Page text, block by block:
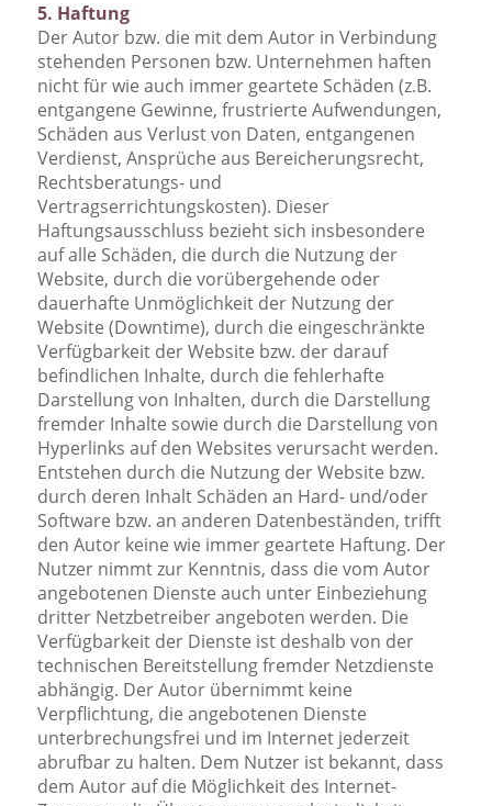
5. Haftung
Der Autor bzw. die mit dem Autor in Verbindung
stehenden Personen bzw. Unternehmen haften
nicht für wie auch immer geartete Schäden (z.B.
entgangene Gewinne, frustrierte Aufwendungen,
Schäden aus Verlust von Daten, entgangenen
Verdienst, Ansprüche aus Bereicherungsrecht,
Rechtsberatungs- und
Vertragserrichtungskosten). Dieser
Haftungsausschluss bezieht sich insbesondere
auf alle Schäden, die durch die Nutzung der
Website, durch die vorübergehende oder
dauerhafte Unmöglichkeit der Nutzung der
Website (Downtime), durch die eingeschränkte
Verfügbarkeit der Website bzw. der darauf
befindlichen Inhalte, durch die fehlerhafte
Darstellung von Inhalten, durch die Darstellung
fremder Inhalte sowie durch die Darstellung von
Hyperlinks auf den Websites verursacht werden.
Entstehen durch die Nutzung der Website bzw.
durch deren Inhalt Schäden an Hard- und/oder
Software bzw. an anderen Datenbeständen, trifft
den Autor keine wie immer geartete Haftung. Der
Nutzer nimmt zur Kenntnis, dass die vom Autor
angebotenen Dienste auch unter Einbeziehung
dritter Netzbetreiber angeboten werden. Die
Verfügbarkeit der Dienste ist deshalb von der
technischen Bereitstellung fremder Netzdienste
abhängig. Der Autor übernimmt keine
Verpflichtung, die angebotenen Dienste
unterbrechungsfrei und im Internet jederzeit
abrufbar zu halten. Dem Nutzer ist bekannt, dass
dem Autor auf die Möglichkeit des Internet-